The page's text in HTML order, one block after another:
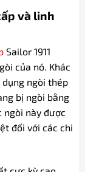
và linh
Sailor 1911
của nó. Khác
ngòi thép
bị ngòi bằng
ngòi này được
đối với các chi